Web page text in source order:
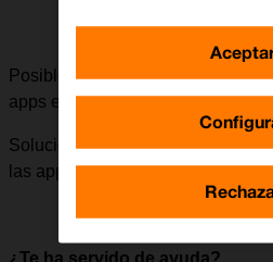
Posible causa 8 de 11:Si la
apps está activada, aumenta el
Solución:Cómo desactivar la
las apps.